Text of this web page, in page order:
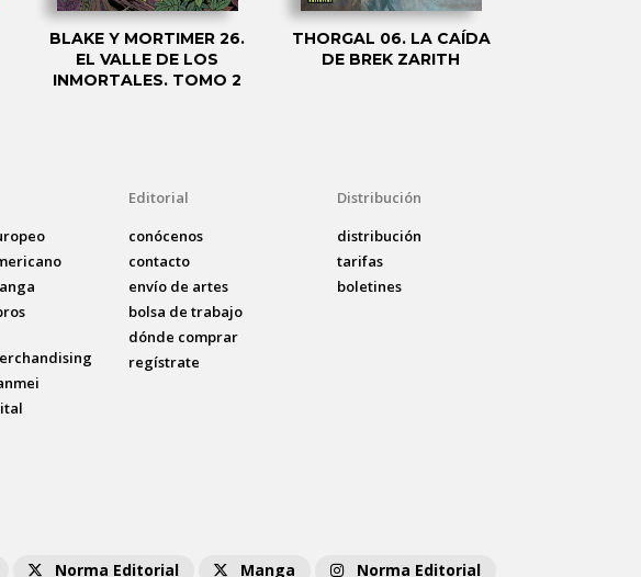
BLAKE Y MORTIMER 26.
EL VALLE DE LOS
INMORTALES. TOMO 2
THORGAL 06. LA CAÍDA
DE BREK ZARITH
Editorial
conócenos
contacto
envío de artes
bolsa de trabajo
dónde comprar
regístrate
Distribución
distribución
tarifas
boletines
Norma Editorial Manga Norma Editorial